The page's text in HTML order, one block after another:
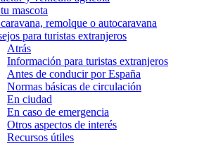
mascota
remolque o autocaravana
para turistas extranjeros
Atrás
Información para turistas extranjeros
Antes de conducir por España
Normas básicas de circulación
En ciudad
En caso de emergencia
Otros aspectos de interés
Recursos útiles